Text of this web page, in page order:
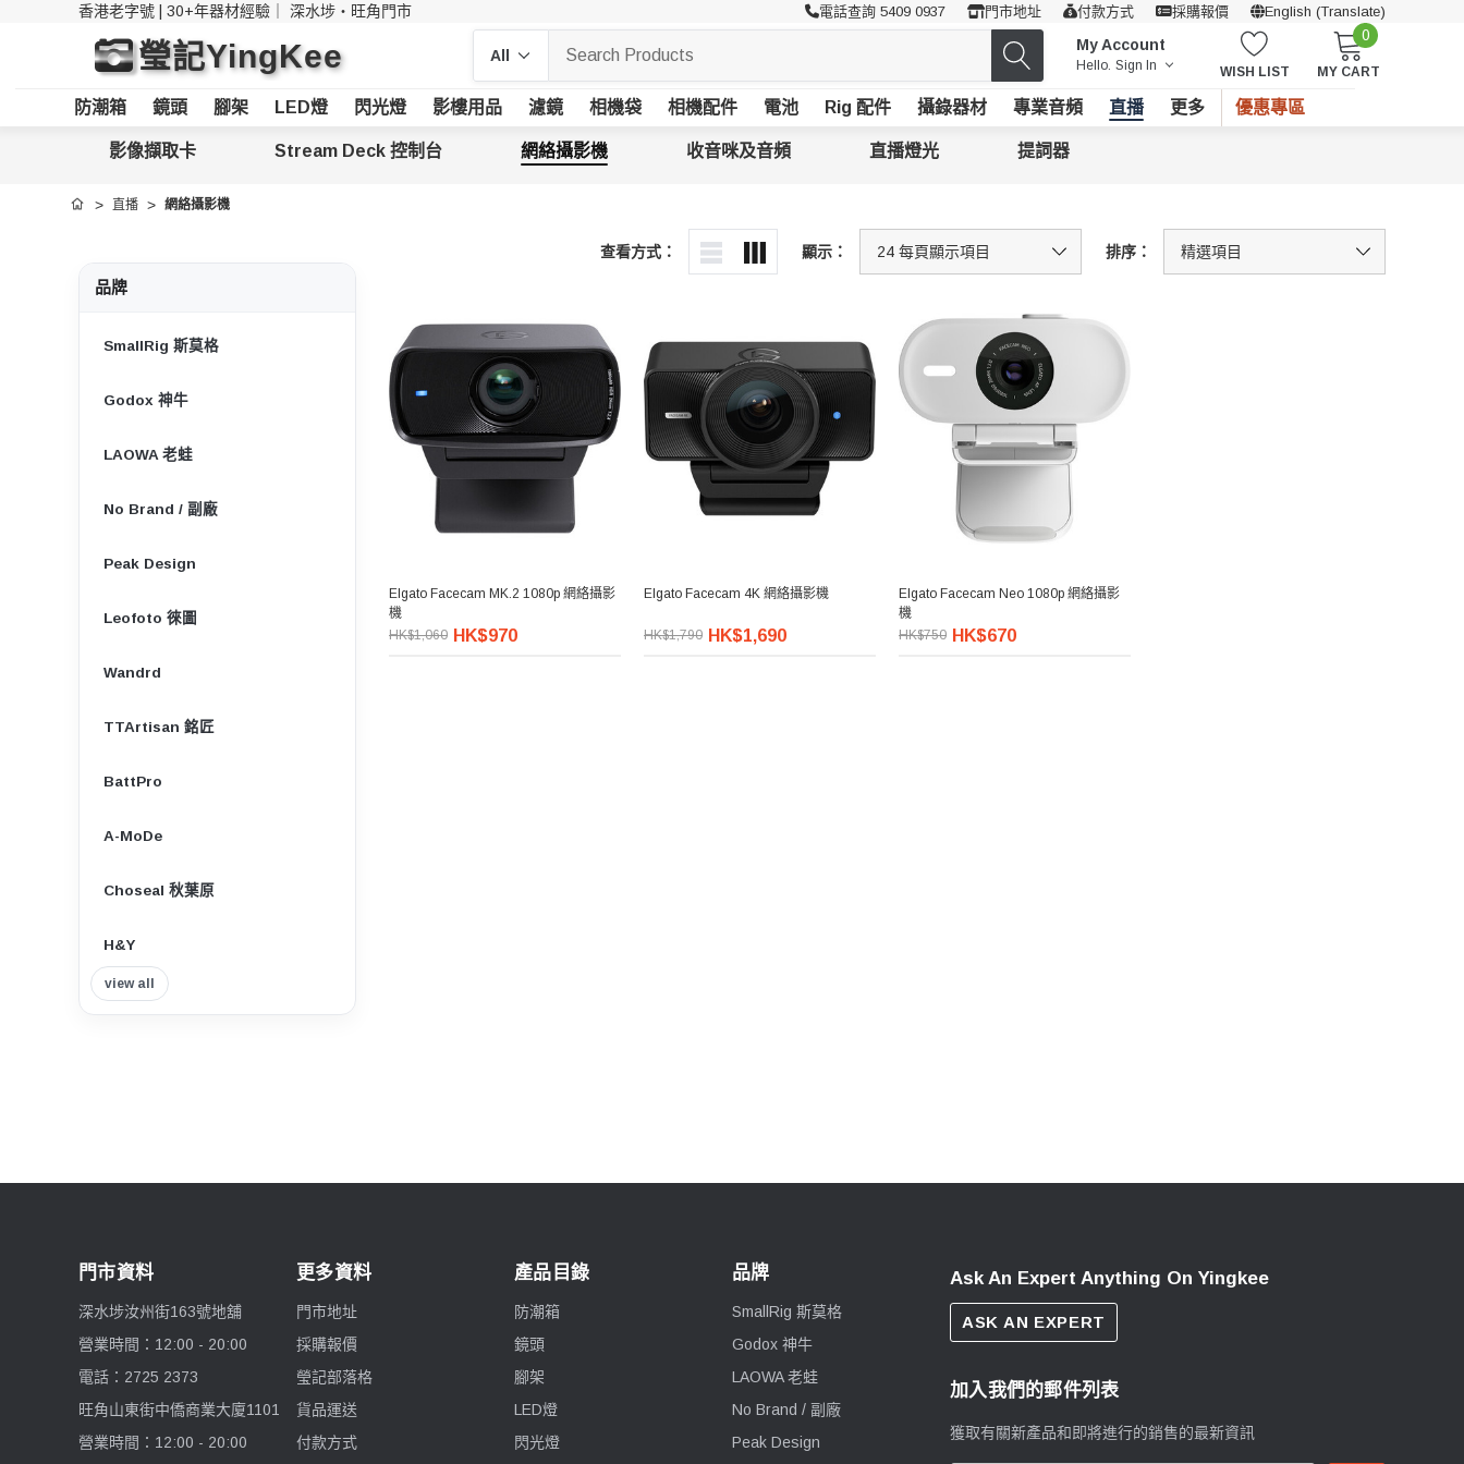
香港老字號 | 30+年器材經驗｜ 深水埗・旺角門市 電話查詢 5409 0937 門市地址 付款方式 採購報價 English (Translate)
瑩記YingKee My Account
Hello. Sign In WISH LIST
0
MY CART
防潮箱 鏡頭 腳架 LED燈 閃光燈 影樓用品 濾鏡 相機袋 相機配件 電池 Rig 配件 攝錄器材 專業音頻 直播 更多 優惠專區
影像擷取卡 Stream Deck 控制台 網絡攝影機 收音咪及音頻 直播燈光 提詞器
首頁 直播 網絡攝影機
查看方式： 顯示： 排序：
品牌
SmallRig 斯莫格
Godox 神牛
LAOWA 老蛙
No Brand / 副廠
Peak Design
Leofoto 徠圖
Wandrd
TTArtisan 銘匠
BattPro
A-MoDe
Choseal 秋葉原
H&Y
Insta360
Nitecore
Benro 百諾
Pelican
view all
Elgato Facecam MK.2 1080p 網絡攝影
機
HK$1,060 HK$970
Elgato Facecam 4K 網絡攝影機
HK$1,790 HK$1,690
Elgato Facecam Neo 1080p 網絡攝影
機
HK$750 HK$670
門市資料
深水埗汝州街163號地舖
營業時間：12:00 - 20:00
電話：2725 2373
旺角山東街中僑商業大廈1101
營業時間：12:00 - 20:00
更多資料
門市地址
採購報價
瑩記部落格
貨品運送
付款方式
產品目錄
防潮箱
鏡頭
腳架
LED燈
閃光燈
品牌
SmallRig 斯莫格
Godox 神牛
LAOWA 老蛙
No Brand / 副廠
Peak Design
Ask An Expert Anything On Yingkee
ASK AN EXPERT
加入我們的郵件列表
獲取有關新產品和即將進行的銷售的最新資訊